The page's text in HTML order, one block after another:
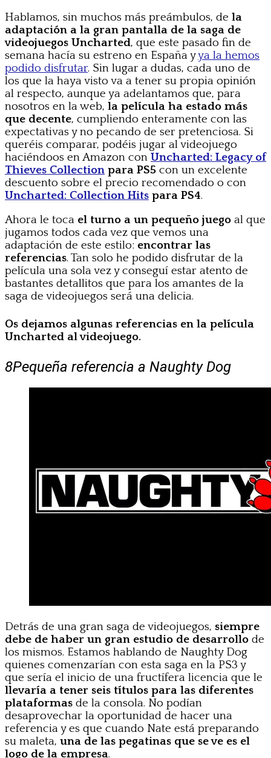
Hablamos, sin muchos más preámbulos, de la
adaptación a la gran pantalla de la saga de
videojuegos Uncharted, que este pasado fin de
semana hacía su estreno en España yya la hemos
podido disfrutar. Sin lugar a dudas, cada uno de
los que la haya visto va a tener su propia opinión
al respecto, aunque ya adelantamos que, para
nosotros en la web, la película ha estado más
que decente, cumpliendo enteramente con las
expectativas y no pecando de ser pretenciosa. Si
queréis comparar, podéis jugar al videojuego
haciéndoos en Amazon con Uncharted: Legacy of
Thieves Collection para PS5 con un excelente
descuento sobre el precio recomendado o con
Uncharted: Collection Hits para PS4.
Ahora le toca el turno a un pequeño juego al que
jugamos todos cada vez que vemos una
adaptación de este estilo: encontrar las
referencias. Tan solo he podido disfrutar de la
película una sola vez y conseguí estar atento de
bastantes detallitos que para los amantes de la
saga de videojuegos será una delicia.
Os dejamos algunas referencias en la película
Uncharted al videojuego.
8Pequeña referencia a Naughty Dog
Detrás de una gran saga de videojuegos, siempre
debe de haber un gran estudio de desarrollo de
los mismos. Estamos hablando de Naughty Dog
quienes comenzarían con esta saga en la PS3 y
que sería el inicio de una fructífera licencia que le
llevaría a tener seis títulos para las diferentes
plataformas de la consola. No podían
desaprovechar la oportunidad de hacer una
referencia y es que cuando Nate está preparando
su maleta, una de las pegatinas que se ve es el
logo de la empresa.